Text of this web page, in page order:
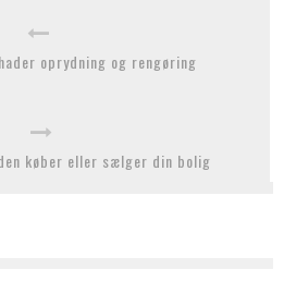
oprydning og rengøring
køber eller sælger din bolig